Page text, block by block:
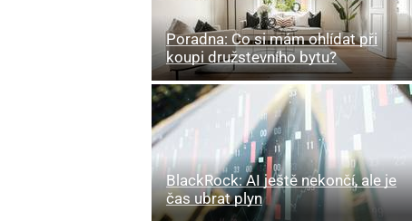
Poradna: Co si mám ohlídat při
koupi družstevního bytu?
BlackRock: AI ještě nekončí, ale je
čas ubrat plyn